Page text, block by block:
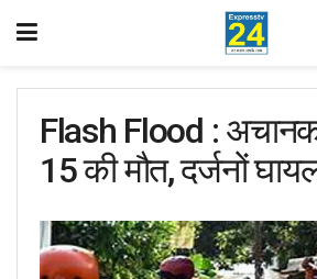
Flash Flood :
15 की मौत, दर्जनों